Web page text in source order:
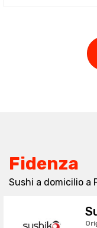
Fidenza
Sushi a domicilio a